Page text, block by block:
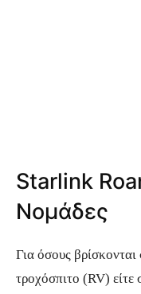
Starlink
Νομάδες
Για όσους
τροχόσπιτο (RV)